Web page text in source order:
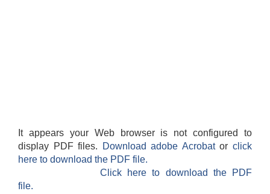
It appears your Web browser is not configured to
display PDF files.
Download adobe Acrobatorclick
here to download the PDF file.
Click here to download the PDF
file.